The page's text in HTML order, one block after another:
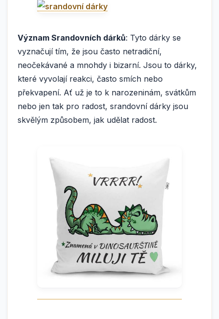
Význam Srandovních dárků: Tyto dárky se
vyznačují tím, že jsou často netradiční,
neočekávané a mnohdy i bizarní. Jsou to dárky,
které vyvolají reakci, často smích nebo
překvapení. Ať už je to k narozeninám, svátkům
nebo jen tak pro radost, srandovní dárky jsou
skvělým způsobem, jak udělat radost.